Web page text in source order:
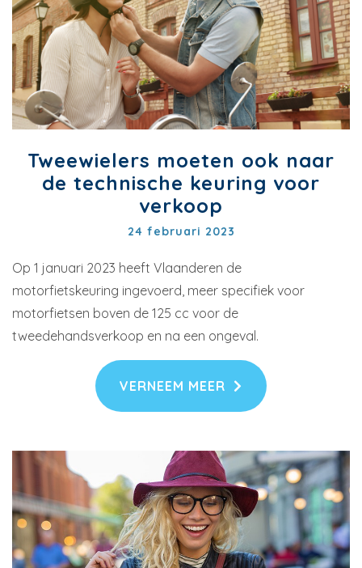
Tweewielers moeten ook naar
de technische keuring voor
verkoop
24 februari 2023
Op 1 januari 2023 heeft Vlaanderen de
motorfietskeuring ingevoerd, meer specifiek voor
motorfietsen boven de 125 cc voor de
tweedehandsverkoop en na een ongeval.
VERNEEM MEER